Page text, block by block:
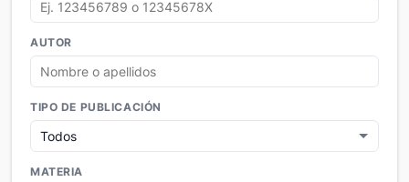
AUTOR
TIPO DE PUBLICACIÓN
MATERIA